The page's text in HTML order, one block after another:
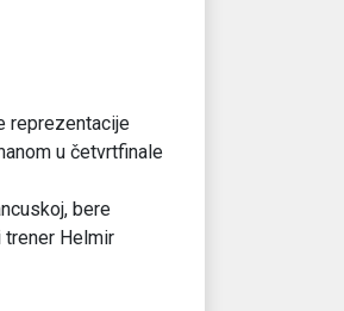
reprezentacije
u četvrtfinale
bere
Helmir